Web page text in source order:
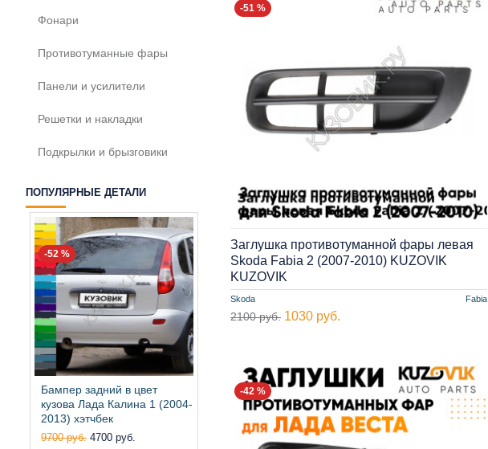
Фонари
Противотуманные фары
Панели и усилители
Решетки и накладки
Подкрылки и брызговики
ПОПУЛЯРНЫЕ ДЕТАЛИ
-52 %
Бампер задний в цвет
кузова Лада Калина 1 (2004-
2013) хэтчбек
9700 руб. 4700 руб.
-51 %
Skoda Fabia
Заглушка противотуманной фары левая
Skoda Fabia 2 (2007-2010) KUZOVIK
KUZOVIK
2100 руб. 1030 руб.
-42 %